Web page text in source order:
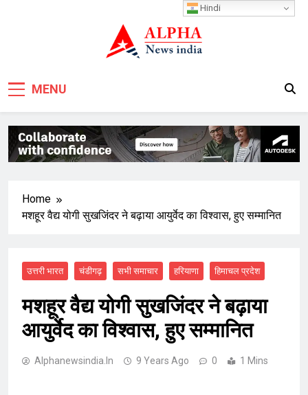
MENU
Home
मशहूर वैद्य योगी सुखजिंदर ने बढ़ाया आयुर्वेद का विश्वास, हुए सम्मानित
उत्तरी भारत चंडीगढ़ सभी समाचार हरियाणा हिमाचल प्रदेश
मशहूर वैद्य योगी सुखजिंदर ने बढ़ाया
आयुर्वेद का विश्वास, हुए सम्मानित
Alphanewsindia.in 9 Years Ago 0 1 Mins
Hindi